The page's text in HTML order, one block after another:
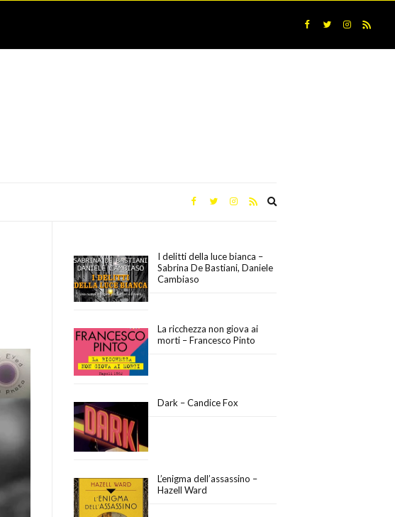
I delitti della luce bianca –
Sabrina De Bastiani, Daniele
Cambiaso
La ricchezza non giova ai
morti – Francesco Pinto
Dark – Candice Fox
L’enigma dell’assassino –
Hazell Ward